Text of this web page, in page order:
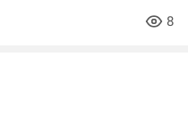
8